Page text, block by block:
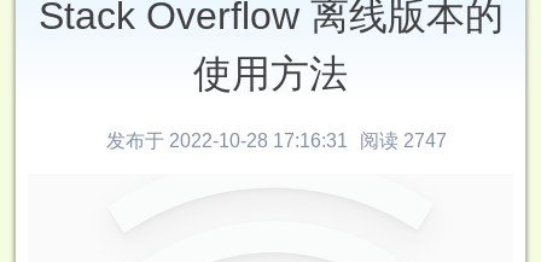
Stack Overflow 离线版本的
使用方法
发布于 2022-10-28 17:16:31 阅读 2747